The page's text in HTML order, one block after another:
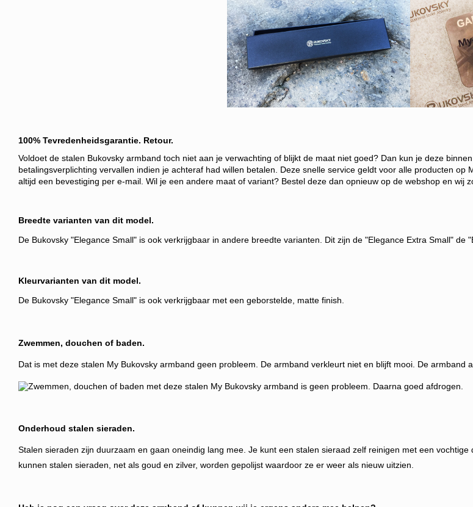
100% Tevredenheidsgarantie. Retour.
Voldoet de stalen Bukovsky armband toch niet aan je verwachting of blijkt de maat niet goed? Dan kun je deze
betalingsverplichting vervallen indien je achteraf had willen betalen. Deze snelle service geldt voor alle producten op
altijd een bevestiging per e-mail. Wil je een andere maat of variant? Bestel deze dan opnieuw op de webshop en wij
Breedte varianten van dit model.
De Bukovsky "Elegance Small" is ook verkrijgbaar in andere breedte varianten. Dit zijn de "Elegance Extra Small" de
Kleurvarianten van dit model.
De Bukovsky "Elegance Small" is ook verkrijgbaar met een geborstelde, matte finish.
Zwemmen, douchen of baden.
Dat is met deze stalen My Bukovsky armband geen probleem. De armband verkleurt niet en blijft mooi. De armband
Onderhoud stalen sieraden.
Stalen sieraden zijn duurzaam en gaan oneindig lang mee. Je kunt een stalen sieraad zelf reinigen met een
kunnen stalen sieraden, net als goud en zilver, worden gepolijst waardoor ze er weer als nieuw uitzien.